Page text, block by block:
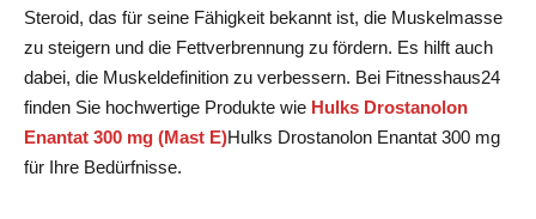
Steroid, das für seine Fähigkeit bekannt ist, die Muskelmasse
zu steigern und die Fettverbrennung zu fördern. Es hilft auch
dabei, die Muskeldefinition zu verbessern. Bei Fitnesshaus24
finden Sie hochwertige Produkte wie Hulks Drostanolon
Enantat 300 mg (Mast E)Hulks Drostanolon Enantat 300 mg
für Ihre Bedürfnisse.